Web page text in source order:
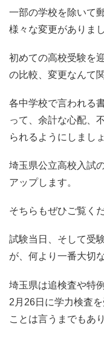
一部の学校を除いて
様々な変更がありまし
初めての高校受験を
の比較、変更なんて
各中学校で言われる
って、余計な心配、
られるようにしましょ
埼玉県公立高校入試
アップします。
そちらもぜひご覧く
試験当日、そして受
が、何より一番大切
埼玉県は追検査や特
2月26日に学力検査
ことは言うまでもあ